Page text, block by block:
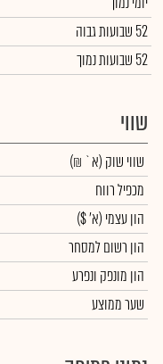
52 שבועות גבוה
52 שבועות נמוך
שווי
שווי שוק (א` ₪)
מכפיל רווח
הון עצמי (א' $)
הון רשום למסחר
הון מונפק ונפרע
שער ממוצע